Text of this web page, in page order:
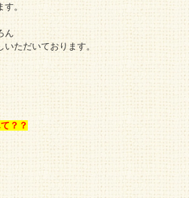
す。
ん
ただいております。
？？